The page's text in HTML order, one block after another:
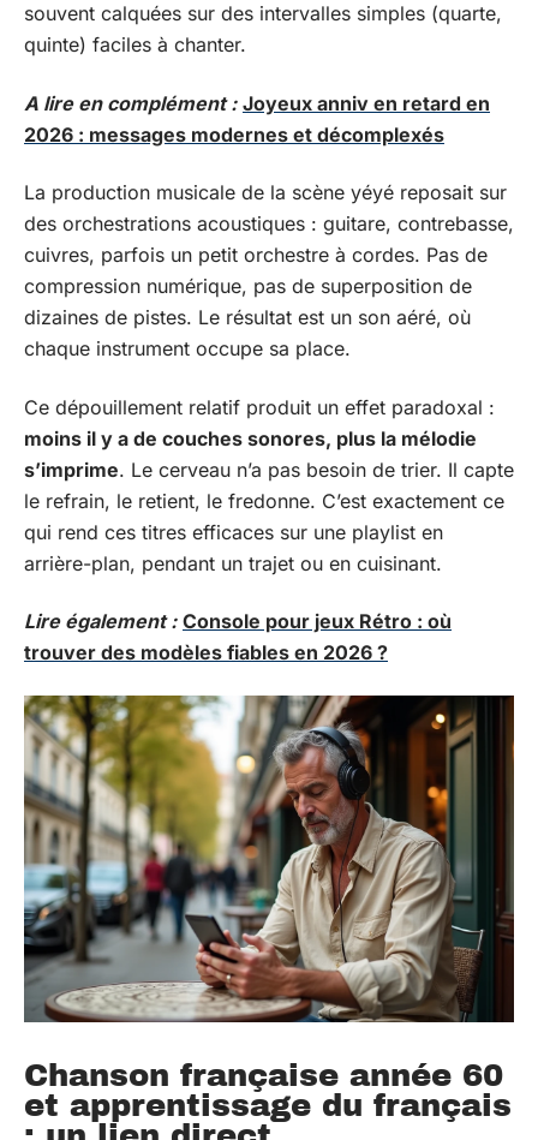
souvent calquées sur des intervalles simples (quarte,
quinte) faciles à chanter.
A lire en complément : Joyeux anniv en retard en
2026 : messages modernes et décomplexés
La production musicale de la scène yéyé reposait sur
des orchestrations acoustiques : guitare, contrebasse,
cuivres, parfois un petit orchestre à cordes. Pas de
compression numérique, pas de superposition de
dizaines de pistes. Le résultat est un son aéré, où
chaque instrument occupe sa place.
Ce dépouillement relatif produit un effet paradoxal :
moins il y a de couches sonores, plus la mélodie
s’imprime. Le cerveau n’a pas besoin de trier. Il capte
le refrain, le retient, le fredonne. C’est exactement ce
qui rend ces titres efficaces sur une playlist en
arrière-plan, pendant un trajet ou en cuisinant.
Lire également : Console pour jeux Rétro : où
trouver des modèles fiables en 2026 ?
Chanson française année 60
et apprentissage du français